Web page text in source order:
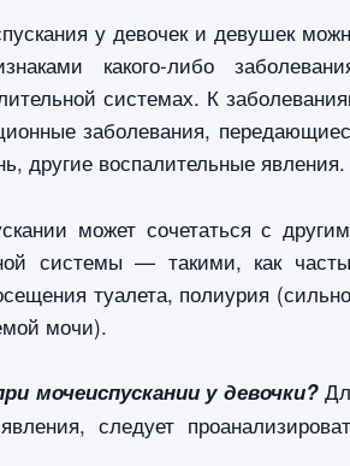
у девочек и девушек
какого-либо
системах. К
заболевания,
другие воспалительные явления.
может сочетаться с
системы — такими, как
туалета, полиурия
мочи).
мочеиспускании у девочки?
следует